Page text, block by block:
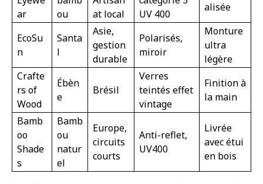
ar
ou
at local
UV 400
alisée
EcoSu
n
Santa
l
Asie,
gestion
durable
Polarisés,
miroir
Monture
ultra
légère
Crafte
rs of
Wood
Ébèn
e
Brésil
Verres
teintés effet
vintage
Finition à
la main
Bamb
oo
Shade
s
Bamb
ou
natur
el
Europe,
circuits
courts
Anti-reflet,
UV400
Livrée
avec étui
en bois